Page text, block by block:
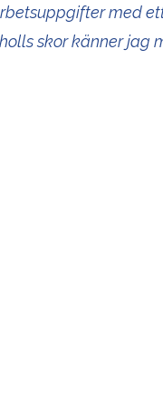
med
skor känner jag